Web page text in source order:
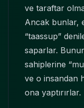
ve taraftar
Ancak bunlar,
“taassup”
saparlar.
sahiplerine
ve o insandan
ona yaptırırlar.